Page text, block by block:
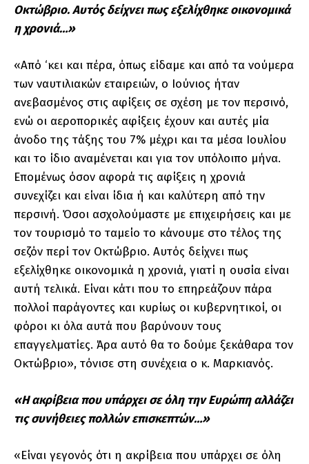
Οκτώβριο. Αυτός δείχνει πως εξελίχθηκε οικονομικά
η χρονιά…»
«Από ‘κει και πέρα, όπως είδαμε και από τα νούμερα
των ναυτιλιακών εταιρειών, ο Ιούνιος ήταν
ανεβασμένος στις αφίξεις σε σχέση με τον περσινό,
ενώ οι αεροπορικές αφίξεις έχουν και αυτές μία
άνοδο της τάξης του 7% μέχρι και τα μέσα Ιουλίου
και το ίδιο αναμένεται και για τον υπόλοιπο μήνα.
Επομένως όσον αφορά τις αφίξεις η χρονιά
συνεχίζει και είναι ίδια ή και καλύτερη από την
περσινή. Όσοι ασχολούμαστε με επιχειρήσεις και με
τον τουρισμό το ταμείο το κάνουμε στο τέλος της
σεζόν περί τον Οκτώβριο. Αυτός δείχνει πως
εξελίχθηκε οικονομικά η χρονιά, γιατί η ουσία είναι
αυτή τελικά. Είναι κάτι που το επηρεάζουν πάρα
πολλοί παράγοντες και κυρίως οι κυβερνητικοί, οι
φόροι κι όλα αυτά που βαρύνουν τους
επαγγελματίες. Άρα αυτό θα το δούμε ξεκάθαρα τον
Οκτώβριο», τόνισε στη συνέχεια ο κ. Μαρκιανός.
«Η ακρίβεια που υπάρχει σε όλη την Ευρώπη αλλάζει
τις συνήθειες πολλών επισκεπτών…»
«Είναι γεγονός ότι η ακρίβεια που υπάρχει σε όλη